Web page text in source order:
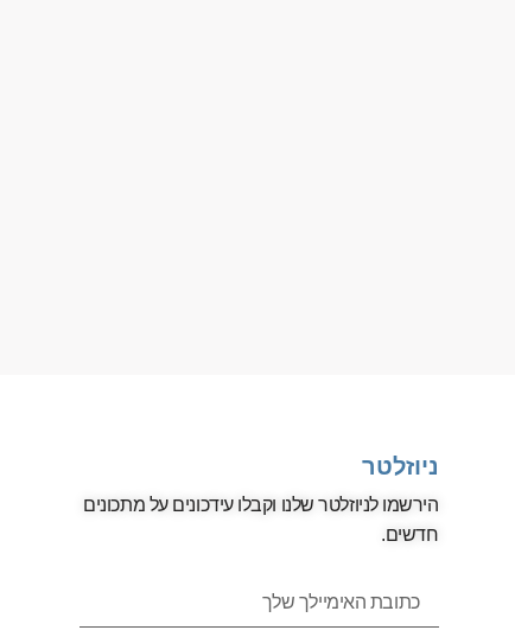
ניוזלטר
הירשמו לניוזלטר שלנו וקבלו עידכונים על מתכונים
חדשים.